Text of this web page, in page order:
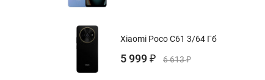
Xiaomi Poco C61 3/64 Гб
5 999 ₽ 6 613₽